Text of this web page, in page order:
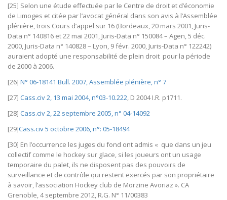
[25] Selon une étude effectuée par le Centre de droit et d’économie
de Limoges et citée par l’avocat général dans son avis à l’Assemblée
plénière, trois Cours d’appel sur 16 (Bordeaux, 20 mars 2001, Juris-
Data n° 140816 et 22 mai 2001, Juris-Data n° 150084 – Agen, 5 déc.
2000, Juris-Data n° 140828 – Lyon, 9 févr. 2000, Juris-Data n° 122242)
auraient adopté une responsabilité de plein droit pour la période
de 2000 à 2006.
[26] N° 06-18141 Bull. 2007, Assemblée plénière, n° 7
[27] Cass.civ 2, 13 mai 2004, n°03-10.222, D 2004 I.R. p1711.
[28] Cass.civ 2, 22 septembre 2005, n° 04-14092
[29]Cass.civ 5 octobre 2006, n°: 05-18494
[30] En l’occurrence les juges du fond ont admis « que dans un jeu
collectif comme le hockey sur glace, si les joueurs ont un usage
temporaire du palet, ils ne disposent pas des pouvoirs de
surveillance et de contrôle qui restent exercés par son propriétaire
à savoir, l’association Hockey club de Morzine Avoriaz ». CA
Grenoble, 4 septembre 2012, R.G. N° 11/00383